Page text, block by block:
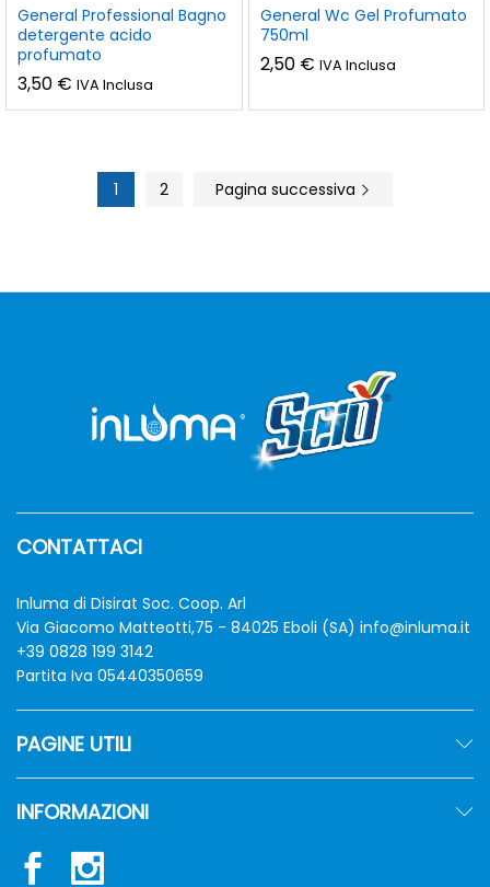
General Professional Bagno
detergente acido
profumato
3,50 € IVA Inclusa
General Wc Gel Profumato
750ml
2,50 € IVA Inclusa
1 2 Pagina successiva
CONTATTACI
Inluma di Disirat Soc. Coop. Arl
Via Giacomo Matteotti,75 - 84025 Eboli (SA) info@inluma.it
+39 0828 199 3142
Partita Iva 05440350659
PAGINE UTILI
INFORMAZIONI